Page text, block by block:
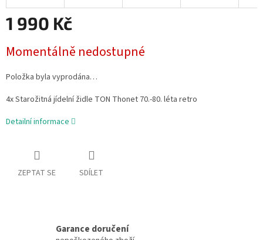
1 990 Kč
cena:
Momentálně nedostupné
Položka byla vyprodána…
4x Starožitná jídelní židle TON Thonet 70.-80. léta retro
Detailní informace
ZEPTAT SE SDÍLET
Garance doručení